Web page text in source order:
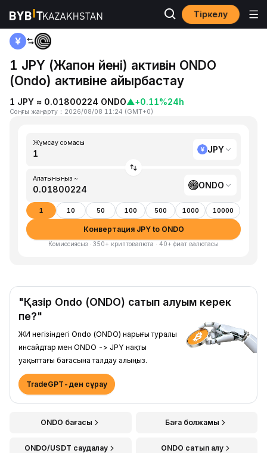
Тіркелу
Басты бет JPY to ONDO
1 JPY (Жапон йені) активін ONDO
(Ondo) активіне айырбастау
1 JPY ≈ 0.01800224 ONDO▲+0.11%24h
Соңғы жаңарту ： 2026/08/08 11:24 (GMT+0)
Жұмсау сомасы
JPY
Алатыныңыз ~
ONDO
1 10 50 100 500 1000 10000
Конвертация JPY to ONDO
Комиссиясыз · 350+ криптовалюта · 40+ фиат валютасы
"Қазір Ondo (ONDO) сатып алуым керек
пе?"
ЖИ негізіндегі Ondo (ONDO) нарығы туралы
инсайдтар мен ONDO -> JPY нақты
уақыттағы бағасына талдау алыңыз.
TradeGPT-ден сұрау
ONDO бағасы Баға болжамы
ONDO/USDT саудалау ONDO сатып алу